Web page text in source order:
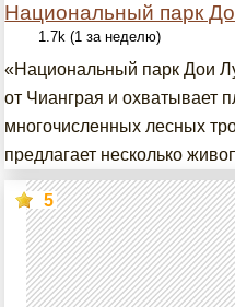
Национальный парк
1.7k (1 за неделю)
«Национальный парк Дои
от Чианграя и охватывает
многочисленных лесных
предлагает несколько
5